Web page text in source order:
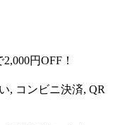
円OFF！
, コンビニ決済, QR